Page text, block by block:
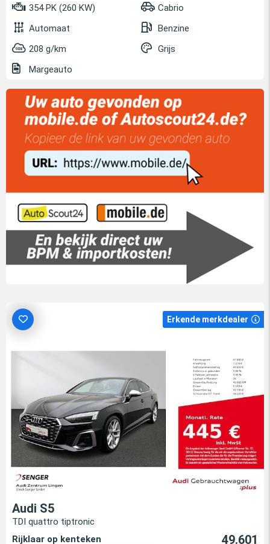
354 PK (260 KW)
Cabrio
Automaat
Benzine
208 g/km
Grijs
Margeauto
Erkende merkdealer
Audi S5
TDI quattro tiptronic
Rijklaar op kenteken
49.601